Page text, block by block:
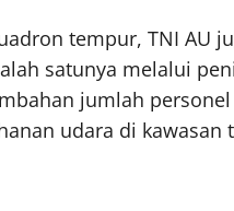
tempur, TNI AU
satunya melalui
jumlah
udara di kawasan